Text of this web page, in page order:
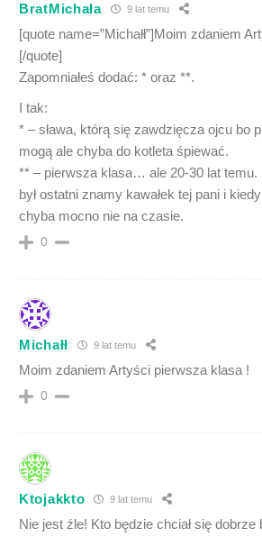
BratMichała 9 lat temu
[quote name=”Michałł”]Moim zdaniem
[/quote]
Zapomniałeś dodać: * oraz **.
I tak:
* – sława, którą się zawdzięcza ojcu bo
mogą ale chyba do kotleta śpiewać.
** – pierwsza klasa… ale 20-30 lat temu.
był ostatni znamy kawałek tej pani i
chyba mocno nie na czasie.
0
Michałł 9 lat temu
Moim zdaniem Artyści pierwsza klasa !
0
Ktojakkto 9 lat temu
Nie jest źle! Kto będzie chciał się